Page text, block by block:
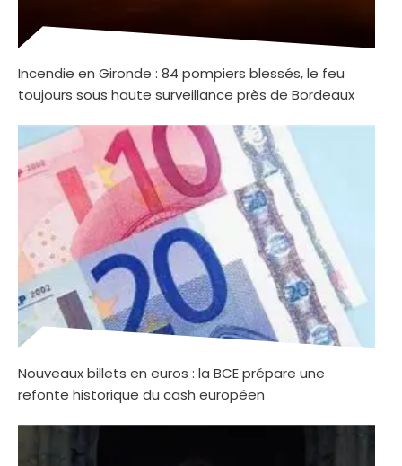
Incendie en Gironde : 84 pompiers blessés, le feu
toujours sous haute surveillance près de Bordeaux
Nouveaux billets en euros : la BCE prépare une
refonte historique du cash européen